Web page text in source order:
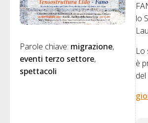
Parole chiave: migrazione
eventi terzo settore
spettacoli
lo
Lo
è